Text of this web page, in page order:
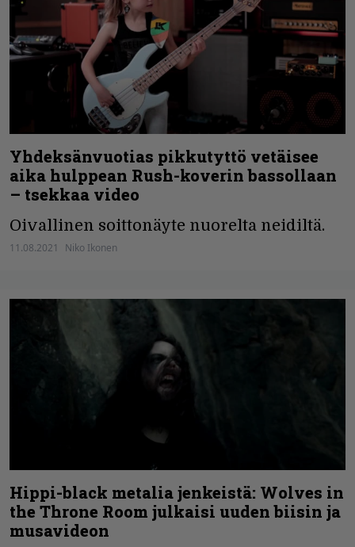
Yhdeksänvuotias pikkutyttö vetäisee
aika hulppean Rush-koverin bassollaan
– tsekkaa video
Oivallinen soittonäyte nuorelta neidiltä.
11.08.2021 Niko Ikonen
Hippi-black metalia jenkeistä: Wolves in
the Throne Room julkaisi uuden biisin ja
musavideon